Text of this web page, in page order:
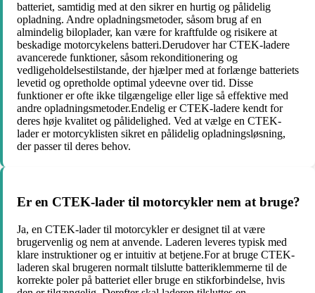
batteriet, samtidig med at den sikrer en hurtig og pålidelig
opladning. Andre opladningsmetoder, såsom brug af en
almindelig biloplader, kan være for kraftfulde og risikere at
beskadige motorcykelens batteri.Derudover har CTEK-ladere
avancerede funktioner, såsom rekonditionering og
vedligeholdelsestilstande, der hjælper med at forlænge batteriets
levetid og opretholde optimal ydeevne over tid. Disse
funktioner er ofte ikke tilgængelige eller lige så effektive med
andre opladningsmetoder.Endelig er CTEK-ladere kendt for
deres høje kvalitet og pålidelighed. Ved at vælge en CTEK-
lader er motorcyklisten sikret en pålidelig opladningsløsning,
der passer til deres behov.
Er en CTEK-lader til motorcykler nem at bruge?
Ja, en CTEK-lader til motorcykler er designet til at være
brugervenlig og nem at anvende. Laderen leveres typisk med
klare instruktioner og er intuitiv at betjene.For at bruge CTEK-
laderen skal brugeren normalt tilslutte batteriklemmerne til de
korrekte poler på batteriet eller bruge en stikforbindelse, hvis